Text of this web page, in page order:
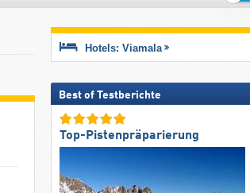
für
Hotels: Viamala
Best of Testberichte
Top-Pistenpräparierung